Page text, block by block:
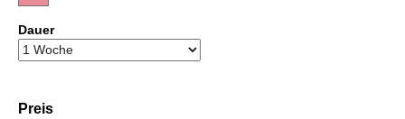
Dauer
Preis